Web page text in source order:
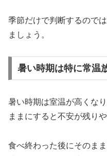
季節だけで判断するので
ましょう。
暑い時期は特に常温
暑い時期は室温が高くな
ままにすると不安が残り
食べ終わった後にそのま